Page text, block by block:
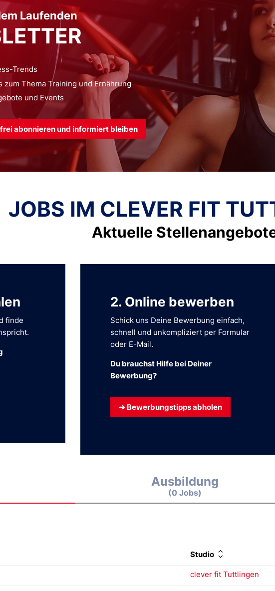
Laufenden
Trends
zum Thema Training und Ernährung
und Events
abonnieren und informiert bleiben
JOBS IM CLEVER FIT
Aktuelle
finde
2. Online bewerben
Schick uns Deine Bewerbung einfach,
schnell und unkompliziert per Formular
oder E-Mail.
Du brauchst Hilfe bei Deiner
Bewerbung?
➜ Bewerbungstipps abholen
Ausbildung
(0 Jobs)
Studio
clever fit Tuttlingen